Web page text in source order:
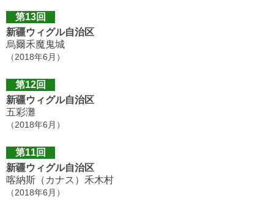
第13回
新疆ウィグル自治区
烏爾禾魔鬼城
（2018年6月）
第12回
新疆ウィグル自治区
五彩灘
（2018年6月）
第11回
新疆ウィグル自治区
喀納斯（カナス）禾木村
（2018年6月）